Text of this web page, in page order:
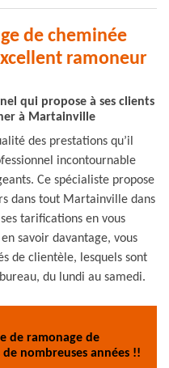
de cheminée
ramoneur
qui propose à ses clients
à Martainville
des prestations qu’il
incontournable
Ce spécialiste propose
dans tout Martainville dans
tarifications en vous
savoir davantage, vous
de clientèle, lesquels sont
du lundi au samedi.
de ramonage de
nombreuses années !!